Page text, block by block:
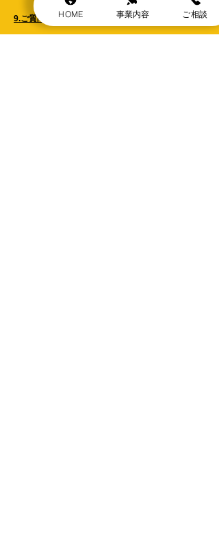
9.ご質問・ご意見等
HOME 事業内容 ご相談